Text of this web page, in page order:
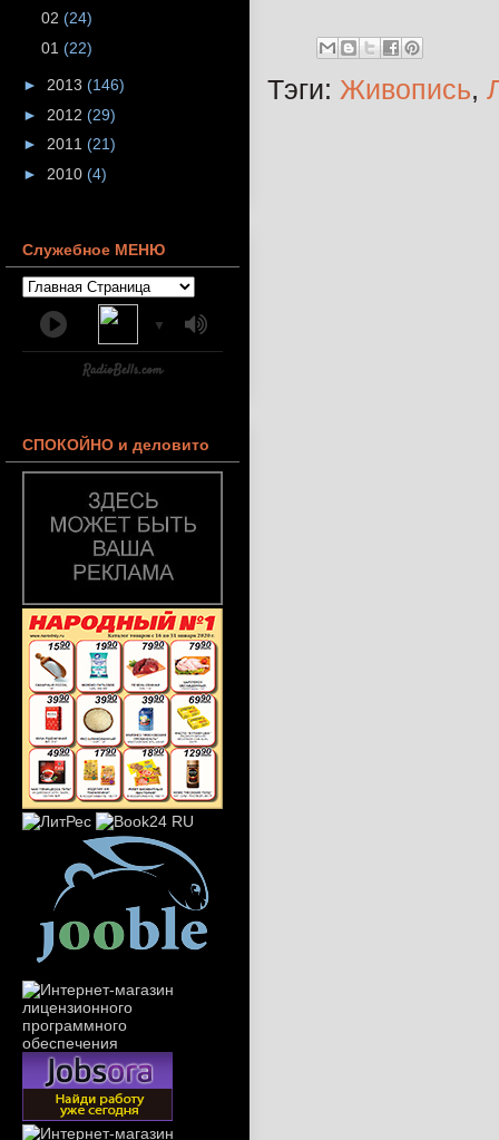
Тэги: Живопись,
02 (24)
01 (22)
► 2013 (146)
► 2012 (29)
► 2011 (21)
► 2010 (4)
Служебное МЕНЮ
▼
СПОКОЙНО и деловито